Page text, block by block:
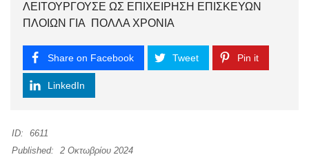
ΛΕΙΤΟΥΡΓΟΥΣΕ ΩΣ ΕΠΙΧΕΙΡΗΣΗ ΕΠΙΣΚΕΥΩΝ
ΠΛΟΙΩΝ ΓΙΑ ΠΟΛΛΑ ΧΡΟΝΙΑ
Share on Facebook Tweet Pin it
LinkedIn
ID:
6611
Published:
2 Οκτωβρίου 2024